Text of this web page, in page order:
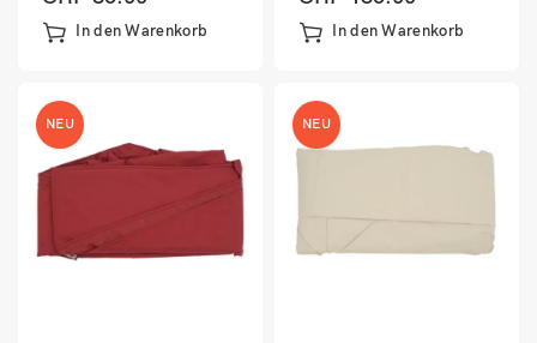
3x3m hellgrün
In den Warenkorb
Volant Ø5m grün
In den Warenkorb
NEU NEU